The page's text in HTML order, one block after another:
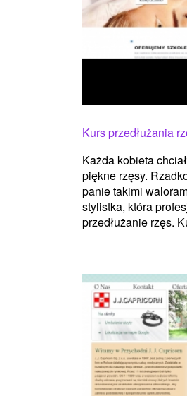
Kurs przedłużania
Każda kobieta
piękne rzęsy.
panie takimi
stylistka, która
przedłużanie rzęs.